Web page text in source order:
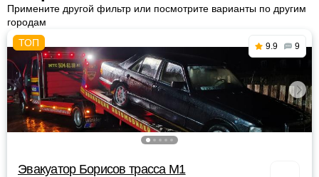
Примените другой фильтр или посмотрите варианты по другим
городам
9.9 9
Эвакуатор Борисов трасса М1